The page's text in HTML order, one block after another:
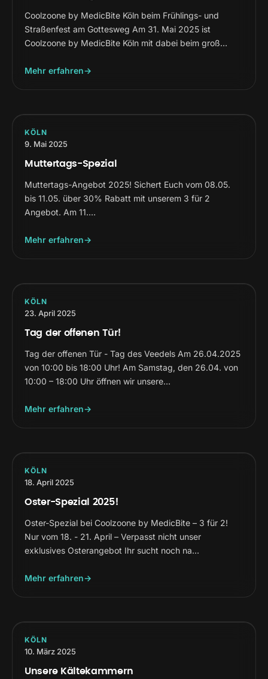
Coolzoone by MedicBite Köln beim Frühlings- und
Straßenfest am Gottesweg Am 31. Mai 2025 ist
Coolzoone by MedicBite Köln mit dabei beim groß…
Mehr erfahren
KÖLN
9. Mai 2025
Muttertags-Spezial
Muttertags-Angebot 2025! Sichert Euch vom 08.05.
bis 11.05. über 30% Rabatt mit unserem 3 für 2
Angebot. Am 11.…
Mehr erfahren
KÖLN
23. April 2025
Tag der offenen Tür!
Tag der offenen Tür - Tag des Veedels Am 26.04.2025
von 10:00 bis 18:00 Uhr! Am Samstag, den 26.04. von
10:00 – 18:00 Uhr öffnen wir unsere…
Mehr erfahren
KÖLN
18. April 2025
Oster-Spezial 2025!
Oster-Spezial bei Coolzoone by MedicBite – 3 für 2!
Nur vom 18. - 21. April – Verpasst nicht unser
exklusives Osterangebot Ihr sucht noch na…
Mehr erfahren
KÖLN
10. März 2025
Unsere Kältekammern